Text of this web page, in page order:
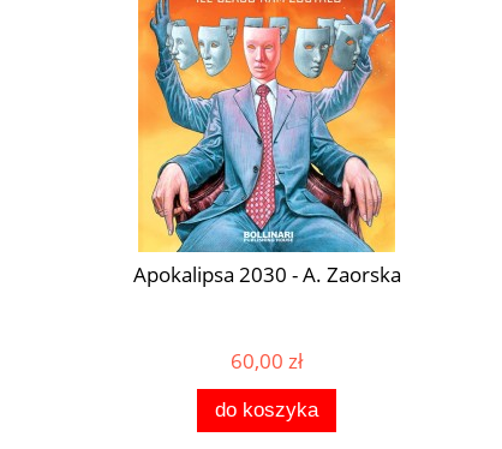
Apokalipsa 2030 - A. Zaorska
60,00 zł
do koszyka